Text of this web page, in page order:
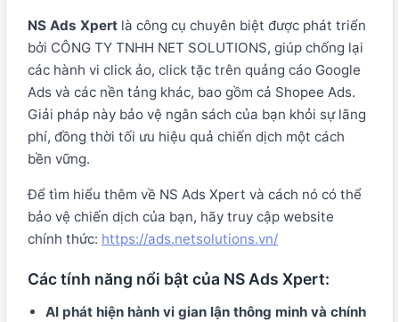
NS Ads Xpert là công cụ chuyên biệt được phát triển
bởi CÔNG TY TNHH NET SOLUTIONS, giúp chống lại
các hành vi click ảo, click tặc trên quảng cáo Google
Ads và các nền tảng khác, bao gồm cả Shopee Ads.
Giải pháp này bảo vệ ngân sách của bạn khỏi sự lãng
phí, đồng thời tối ưu hiệu quả chiến dịch một cách
bền vững.
Để tìm hiểu thêm về NS Ads Xpert và cách nó có thể
bảo vệ chiến dịch của bạn, hãy truy cập website
chính thức: https://ads.netsolutions.vn/
Các tính năng nổi bật của NS Ads Xpert:
AI phát hiện hành vi gian lận thông minh và chính